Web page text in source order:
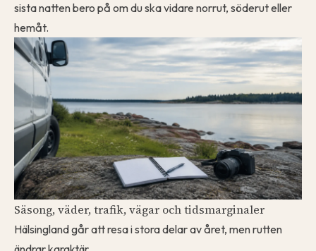
sista natten bero på om du ska vidare norrut, söderut eller
hemåt.
Säsong, väder, trafik, vägar och tidsmarginaler
Hälsingland går att resa i stora delar av året, men rutten